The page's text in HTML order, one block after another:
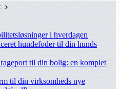
i hverdagen
hundefoder til din hunds
til din bolig: en komplet
til din virksomheds nye